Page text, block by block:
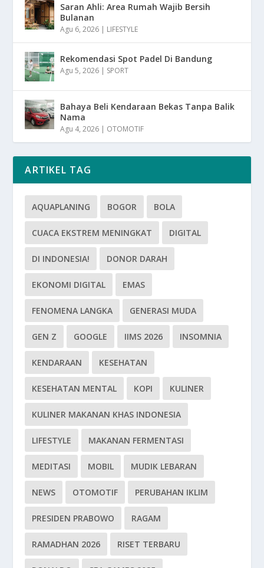
Saran Ahli: Area Rumah Wajib Bersih
Bulanan
Agu 6, 2026 | LIFESTYLE
Rekomendasi Spot Padel Di Bandung
Agu 5, 2026 | SPORT
Bahaya Beli Kendaraan Bekas Tanpa Balik
Nama
Agu 4, 2026 | OTOMOTIF
ARTIKEL TAG
AQUAPLANING BOGOR BOLA
CUACA EKSTREM MENINGKAT DIGITAL
DI INDONESIA! DONOR DARAH
EKONOMI DIGITAL EMAS
FENOMENA LANGKA GENERASI MUDA
GEN Z GOOGLE IIMS 2026 INSOMNIA
KENDARAAN KESEHATAN
KESEHATAN MENTAL KOPI KULINER
KULINER MAKANAN KHAS INDONESIA
LIFESTYLE MAKANAN FERMENTASI
MEDITASI MOBIL MUDIK LEBARAN
NEWS OTOMOTIF PERUBAHAN IKLIM
PRESIDEN PRABOWO RAGAM
RAMADHAN 2026 RISET TERBARU